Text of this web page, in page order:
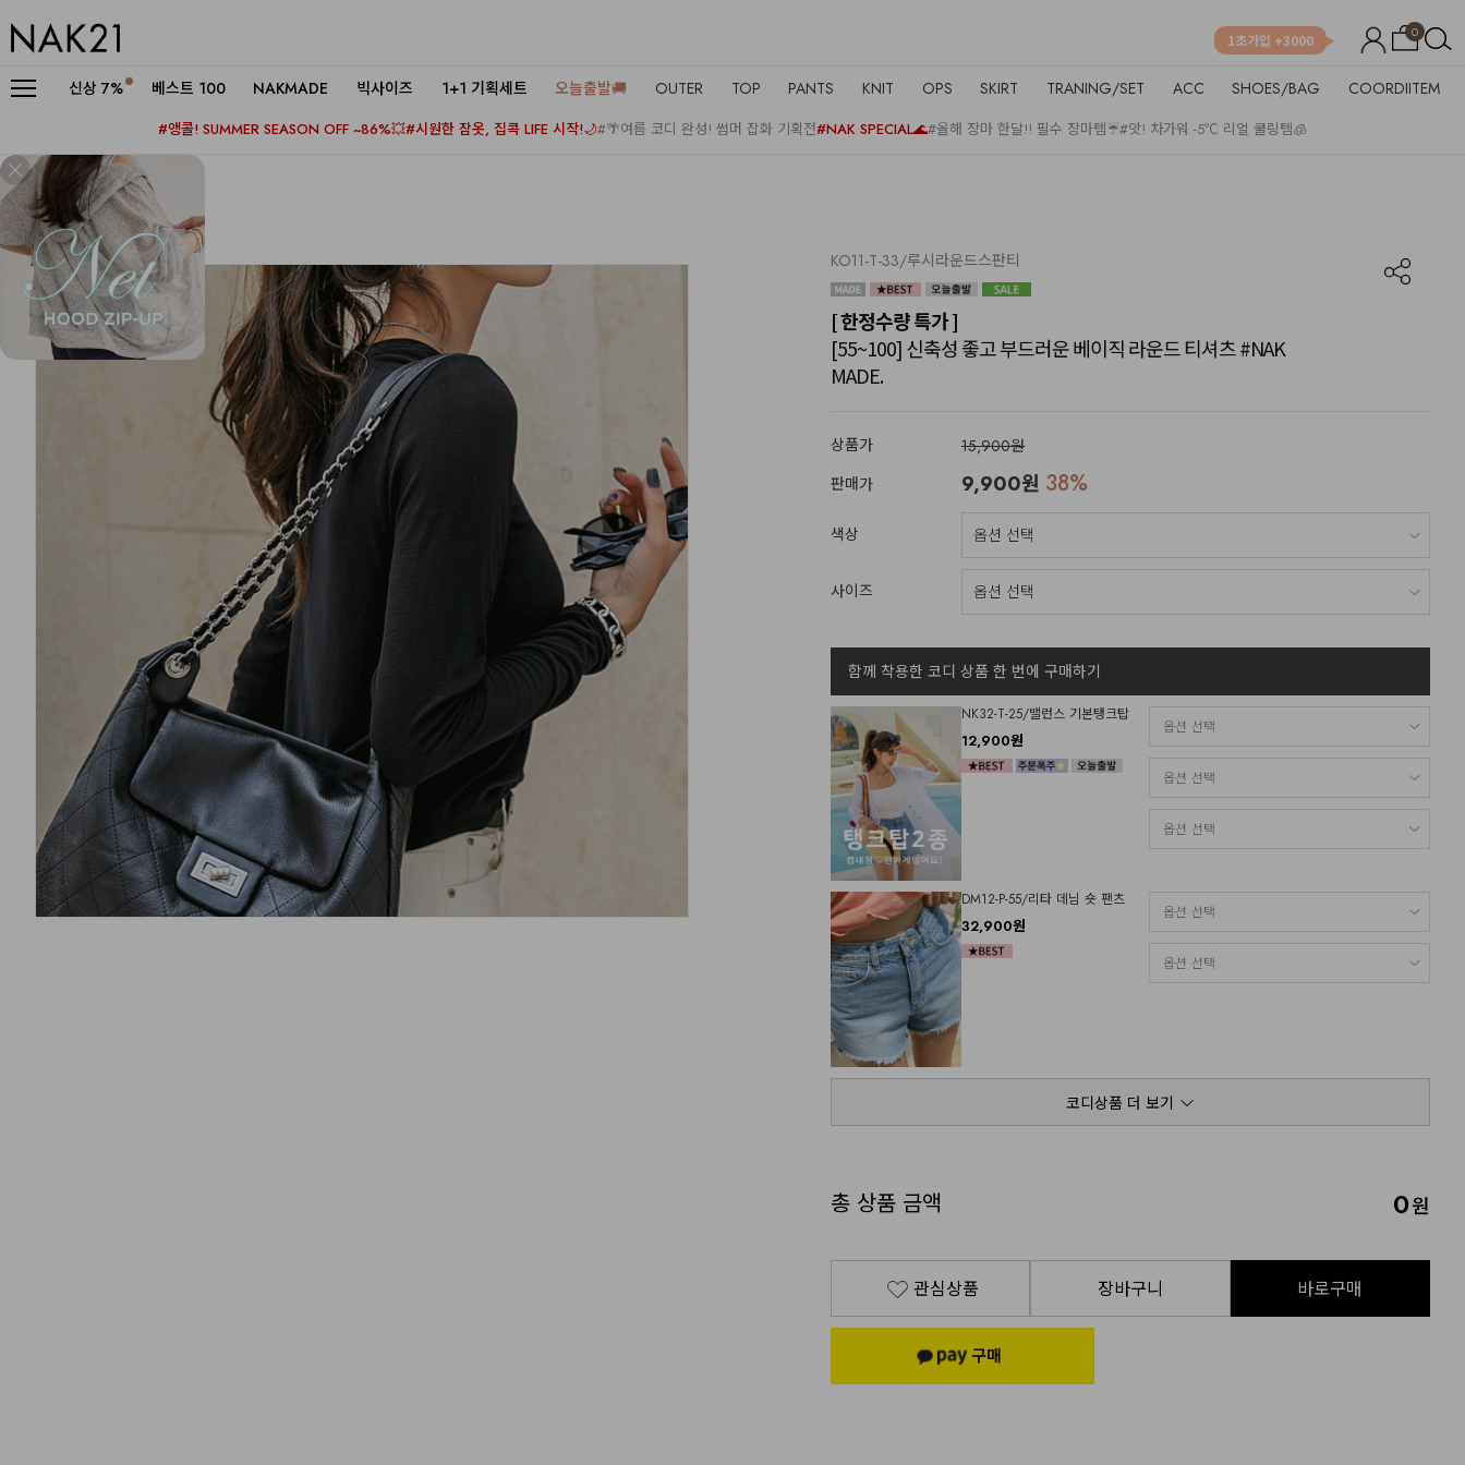
0
1초가입 +3000
신상 7% 베스트 100 NAKMADE 빅사이즈 1+1 기획세트 오늘출발🚚 OUTER TOP PANTS KNIT OPS SKIRT TRANING/SET ACC SHOES/BAG COORDIITEM
#앵콜! SUMMER SEASON OFF ~86%💥#시원한 잠옷, 집콕 LIFE 시작!🌙#🌴여름 코디 완성! 썸머 잡화 기획전#NAK SPECIAL🌊#올해 장마 한달!! 필수 장마템☔#앗! 차가워 -5℃ 리얼 쿨링템🧊
KO11-T-33/루시라운드스판티
[ 한정수량 특가 ]
[55~100] 신축성 좋고 부드러운 베이직 라운드 티셔츠 #NAK
MADE.
상품가
15,900원
판매가
9,900원 38%
색상
사이즈
함께 착용한 코디 상품 한 번에 구매하기
NK32-T-25/밸런스 기본탱크탑
12,900원
DM12-P-55/리타 데님 숏 팬츠
32,900원
코디상품 더 보기
총 상품 금액 0원
관심상품 장바구니 바로구매